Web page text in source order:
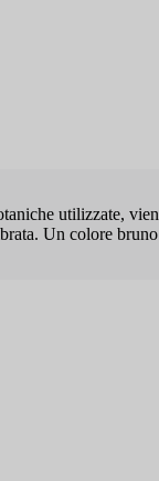
utilizzate,
Un colore